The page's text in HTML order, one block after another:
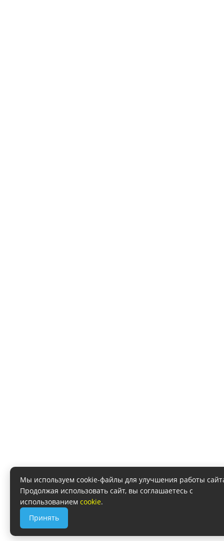
Мы используем cookie-файлы для улучшения работы
Продолжая использовать сайт, вы соглашаетесь с
использованием cookie.
Принять